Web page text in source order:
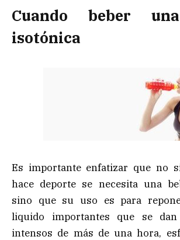
Cuando beber
isotónica
Es importante enfatizar que no
hace deporte se necesita una
sino que su uso es para
liquido importantes que se
intensos de más de una hora,